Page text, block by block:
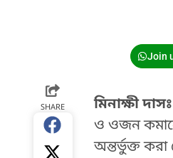
Join
SHARE মিনাক্ষী দাসঃ
ও ওজন
অন্তর্ভুক্ত